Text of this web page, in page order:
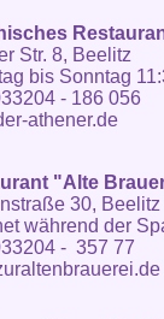
Str. 8, Beelitz
bis Sonntag
- 186 056
athener.de
"Alte
30, Beelitz
während der
- 357 77